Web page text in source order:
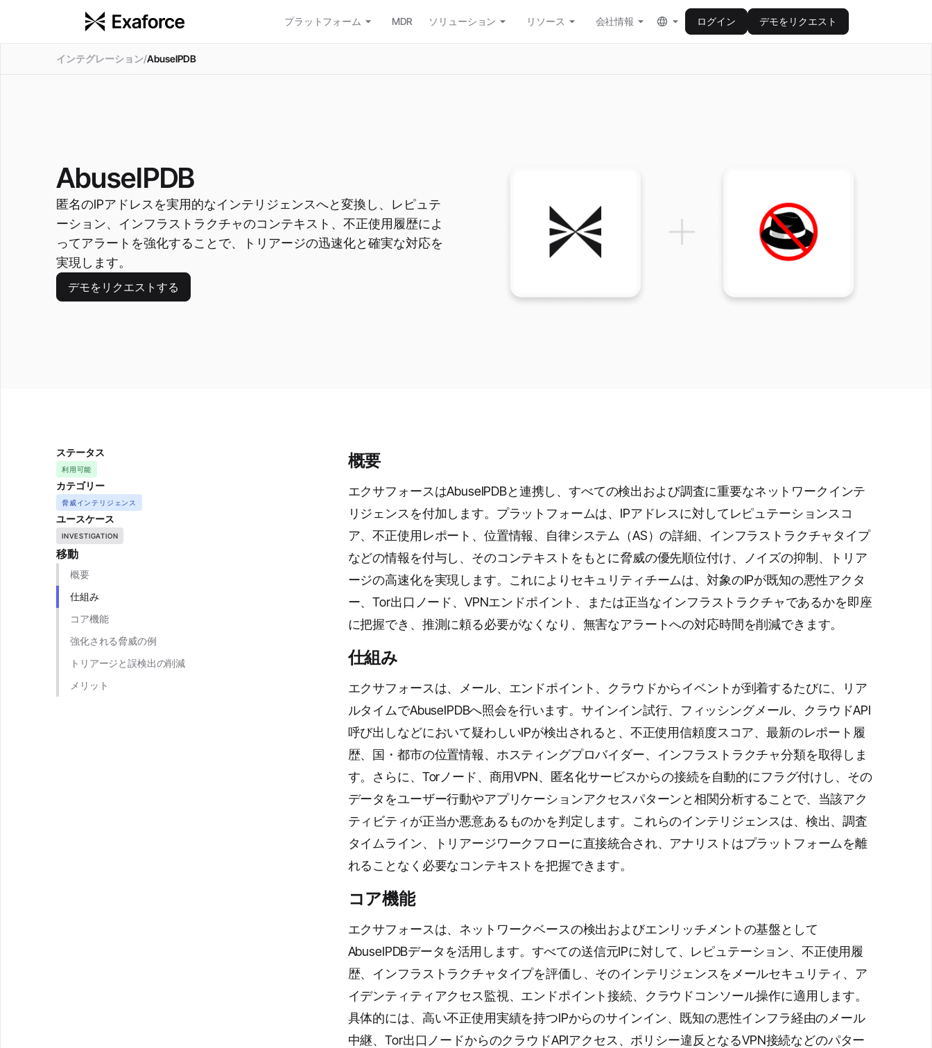
プラットフォーム MDR ソリューション リソース 会社情報 ログイン デモをリクエスト
インテグレーション/AbuseIPDB
AbuseIPDB
匿名のIPアドレスを実用的なインテリジェンスへと変換し、レピュテ
ーション、インフラストラクチャのコンテキスト、不正使用履歴によ
ってアラートを強化することで、トリアージの迅速化と確実な対応を
実現します。
デモをリクエストする
ステータス
利用可能
カテゴリー
脅威インテリジェンス
ユースケース
INVESTIGATION
移動
概要
仕組み
コア機能
強化される脅威の例
トリアージと誤検出の削減
メリット
概要
エクサフォースはAbuseIPDBと連携し、すべての検出および調査に重要なネットワークインテ
リジェンスを付加します。プラットフォームは、IPアドレスに対してレピュテーションスコ
ア、不正使用レポート、位置情報、自律システム（AS）の詳細、インフラストラクチャタイプ
などの情報を付与し、そのコンテキストをもとに脅威の優先順位付け、ノイズの抑制、トリア
ージの高速化を実現します。これによりセキュリティチームは、対象のIPが既知の悪性アクタ
ー、Tor出口ノード、VPNエンドポイント、または正当なインフラストラクチャであるかを即座
に把握でき、推測に頼る必要がなくなり、無害なアラートへの対応時間を削減できます。
仕組み
エクサフォースは、メール、エンドポイント、クラウドからイベントが到着するたびに、リア
ルタイムでAbuseIPDBへ照会を行います。サインイン試行、フィッシングメール、クラウドAPI
呼び出しなどにおいて疑わしいIPが検出されると、不正使用信頼度スコア、最新のレポート履
歴、国・都市の位置情報、ホスティングプロバイダー、インフラストラクチャ分類を取得しま
す。さらに、Torノード、商用VPN、匿名化サービスからの接続を自動的にフラグ付けし、その
データをユーザー行動やアプリケーションアクセスパターンと相関分析することで、当該アク
ティビティが正当か悪意あるものかを判定します。これらのインテリジェンスは、検出、調査
タイムライン、トリアージワークフローに直接統合され、アナリストはプラットフォームを離
れることなく必要なコンテキストを把握できます。
コア機能
エクサフォースは、ネットワークベースの検出およびエンリッチメントの基盤として
AbuseIPDBデータを活用します。すべての送信元IPに対して、レピュテーション、不正使用履
歴、インフラストラクチャタイプを評価し、そのインテリジェンスをメールセキュリティ、ア
イデンティティアクセス監視、エンドポイント接続、クラウドコンソール操作に適用します。
具体的には、高い不正使用実績を持つIPからのサインイン、既知の悪性インフラ経由のメール
中継、Tor出口ノードからのクラウドAPIアクセス、ポリシー違反となるVPN接続などのパター